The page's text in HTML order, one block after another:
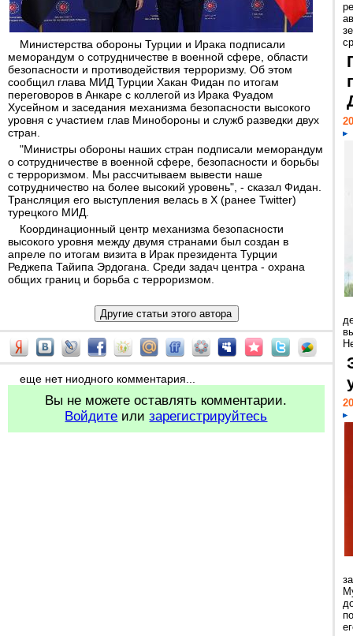
Министерства обороны Турции и Ирака подписали
меморандум о сотрудничестве в военной сфере, области
безопасности и противодействия терроризму. Об этом
сообщил глава МИД Турции Хакан Фидан по итогам
переговоров в Анкаре с коллегой из Ирака Фуадом
Хусейном и заседания механизма безопасности высокого
уровня с участием глав Минобороны и служб разведки двух
стран.
"Министры обороны наших стран подписали меморандум
о сотрудничестве в военной сфере, безопасности и борьбы
с терроризмом. Мы рассчитываем вывести наше
сотрудничество на более высокий уровень", - сказал Фидан.
Трансляция его выступления велась в X (ранее Twitter)
турецкого МИД.
Координационный центр механизма безопасности
высокого уровня между двумя странами был создан в
апреле по итогам визита в Ирак президента Турции
Реджепа Тайипа Эрдогана. Среди задач центра - охрана
общих границ и борьба с терроризмом.
еще нет ниодного комментария...
Вы не можете оставлять комментарии.
Войдите илизарегистрируйтесь